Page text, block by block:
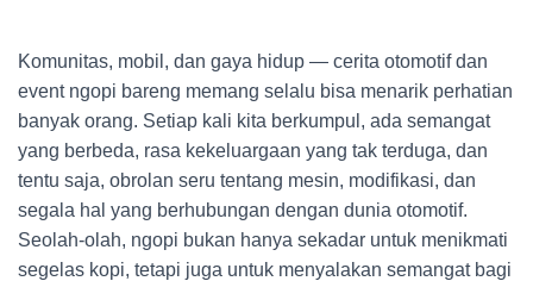
Komunitas, mobil, dan gaya hidup — cerita otomotif dan
event ngopi bareng memang selalu bisa menarik perhatian
banyak orang. Setiap kali kita berkumpul, ada semangat
yang berbeda, rasa kekeluargaan yang tak terduga, dan
tentu saja, obrolan seru tentang mesin, modifikasi, dan
segala hal yang berhubungan dengan dunia otomotif.
Seolah-olah, ngopi bukan hanya sekadar untuk menikmati
segelas kopi, tetapi juga untuk menyalakan semangat bagi